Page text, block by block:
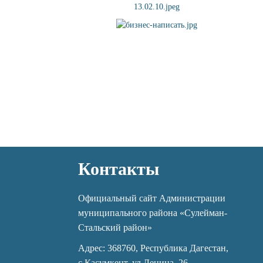
Контакты
Официальный сайт Администрации
муниципального района «Сулейман-
Стальский район»
Адрес: 368760, Республика Дагестан,